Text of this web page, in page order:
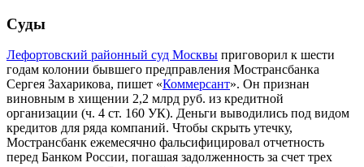
Суды
Лефортовский районный суд Москвы приговорил к шести
годам колонии бывшего предправления Мострансбанка
Сергея Захарикова, пишет «Коммерсант». Он признан
виновным в хищении 2,2 млрд руб. из кредитной
организации (ч. 4 ст. 160 УК). Деньги выводились под видом
кредитов для ряда компаний. Чтобы скрыть утечку,
Мострансбанк ежемесячно фальсифицировал отчетность
перед Банком России, погашая задолженность за счет трех